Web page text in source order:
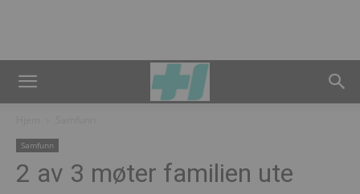
Samfunn
2 av 3 møter familien ute